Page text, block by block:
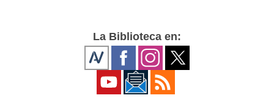
La Biblioteca en: